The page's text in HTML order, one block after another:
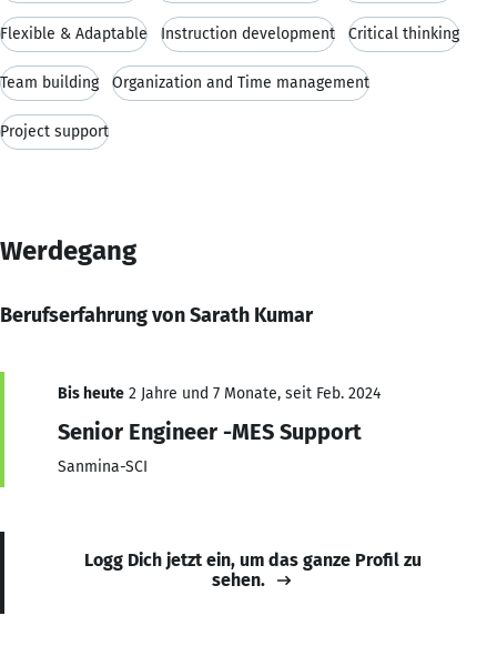
Flexible & Adaptable Instruction development Critical thinking
Team building Organization and Time management
Project support
Werdegang
Berufserfahrung von Sarath Kumar
Bis heute 2 Jahre und 7 Monate, seit Feb. 2024
Senior Engineer -MES Support
Sanmina-SCI
Logg Dich jetzt ein, um das ganze Profil zu
sehen.